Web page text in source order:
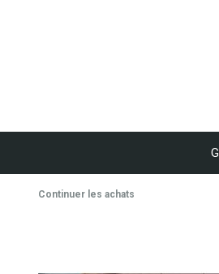
Continuer les achats